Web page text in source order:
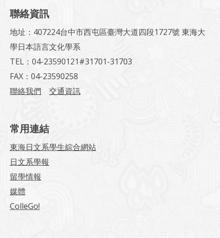
聯絡資訊
地址：407224台中市西屯區臺灣大道四段1727號 東海大
學日本語言文化學系
TEL：04-23590121#31701-31703
FAX：04-23590258
聯絡我們
交通資訊
常用連結
東海日文系學生綜合網站
日文系學報
留學情報
媒體
ColleGo!